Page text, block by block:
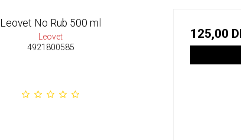
Leovet No Rub 500 ml
Leovet
4921800585
125,00